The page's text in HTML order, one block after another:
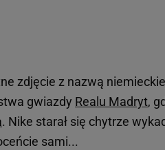
zdjęcie z nazwą
gwiazdy Realu Madryt,
. Nike starał się chytrze
sami...